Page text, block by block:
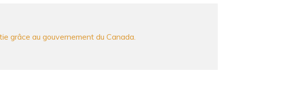
grâce au gouvernement du Canada.